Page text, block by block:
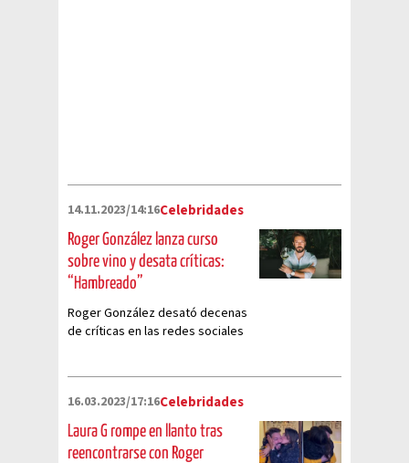
14.11.2023/14:16Celebridades
Roger González lanza curso
sobre vino y desata críticas:
“Hambreado”
Roger González desató decenas
de críticas en las redes sociales
16.03.2023/17:16Celebridades
Laura G rompe en llanto tras
reencontrarse con Roger